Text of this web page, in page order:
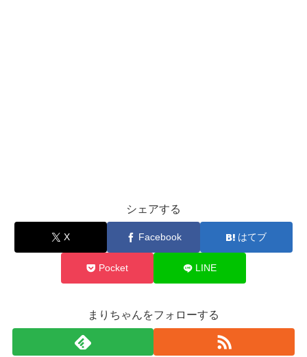
シェアする
X Facebook はてブ
Pocket LINE
まりちゃんをフォローする